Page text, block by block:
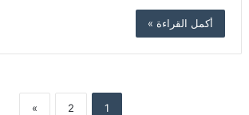
أكمل القراءة »
1
2
»